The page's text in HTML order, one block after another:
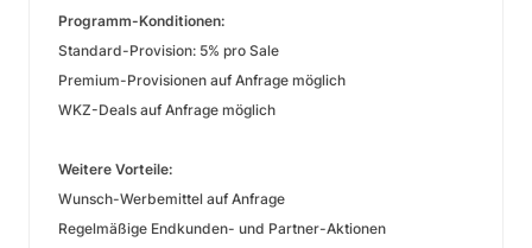
Programm-Konditionen:
Standard-Provision: 5% pro Sale
Premium-Provisionen auf Anfrage möglich
WKZ-Deals auf Anfrage möglich
Weitere Vorteile:
Wunsch-Werbemittel auf Anfrage
Regelmäßige Endkunden- und Partner-Aktionen